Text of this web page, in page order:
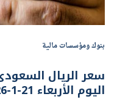
بنوك ومؤسسات مالية
سعر الريال
اليوم الأربعاء 21-1-2026